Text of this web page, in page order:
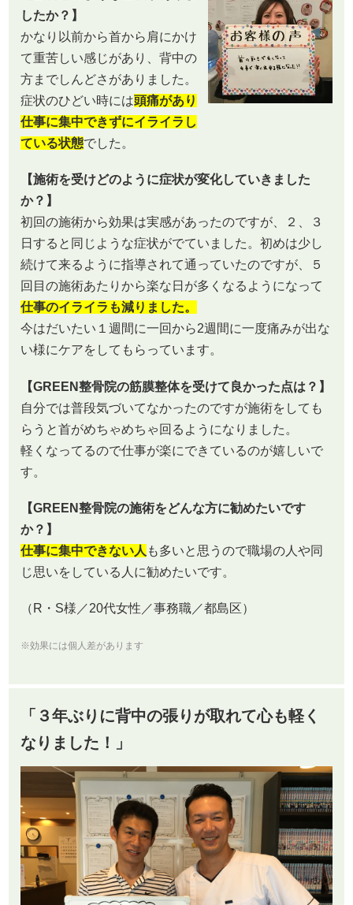
したか？】
かなり以前から首から肩にかけ
て重苦しい感じがあり、背中の
方までしんどさがありました。
症状のひどい時には頭痛があり
仕事に集中できずにイライラし
ている状態でした。
【施術を受けどのように症状が変化していきました
か？】
初回の施術から効果は実感があったのですが、２、３
日すると同じような症状がでていました。初めは少し
続けて来るように指導されて通っていたのですが、５
回目の施術あたりから楽な日が多くなるようになって
仕事のイライラも減りました。
今はだいたい１週間に一回から2週間に一度痛みが出な
い様にケアをしてもらっています。
【GREEN整骨院の筋膜整体を受けて良かった点は？】
自分では普段気づいてなかったのですが施術をしても
らうと首がめちゃめちゃ回るようになりました。
軽くなってるので仕事が楽にできているのが嬉しいで
す。
【GREEN整骨院の施術をどんな方に勧めたいです
か？】
仕事に集中できない人 も多いと思うので職場の人や同
じ思いをしている人に勧めたいです。
（R・S様／20代女性／事務職／都島区）
※効果には個人差があります
「３年ぶりに背中の張りが取れて心も軽く
なりました！」